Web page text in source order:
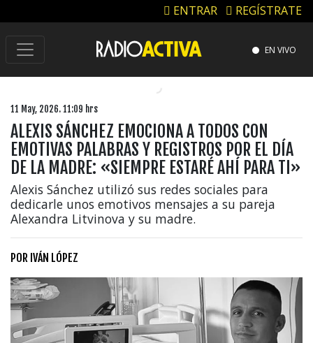
ENTRAR REGÍSTRATE
EN VIVO
11 May, 2026. 11:09 hrs
ALEXIS SÁNCHEZ EMOCIONA A TODOS CON
EMOTIVAS PALABRAS Y REGISTROS POR EL DÍA
DE LA MADRE: «SIEMPRE ESTARÉ AHÍ PARA TI»
Alexis Sánchez utilizó sus redes sociales para
dedicarle unos emotivos mensajes a su pareja
Alexandra Litvinova y su madre.
POR IVÁN LÓPEZ